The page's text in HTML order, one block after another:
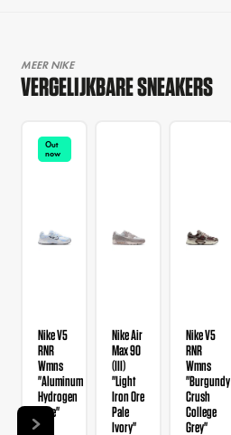
MEER NIKE
VERGELIJKBARE SNEAKERS
Out
now
Nike V5
RNR
Wmns
"Aluminum
Hydrogen
Blue"
Nike Air
Max 90
(III)
"Light
Iron Ore
Pale
Ivory"
Nike V5
RNR
Wmns
"Burgundy
Crush
College
Grey"